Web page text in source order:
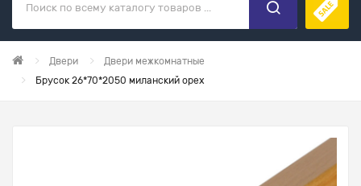
Двери
Двери межкомнатные
Брусок 26*70*2050 миланский орех